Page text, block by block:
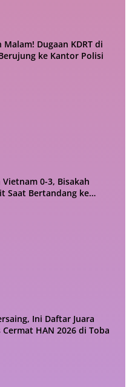
Malam! Dugaan KDRT di
ke Kantor Polisi
0-3, Bisakah
Saat Bertandang ke
Ini Daftar Juara
Cermat HAN 2026 di Toba